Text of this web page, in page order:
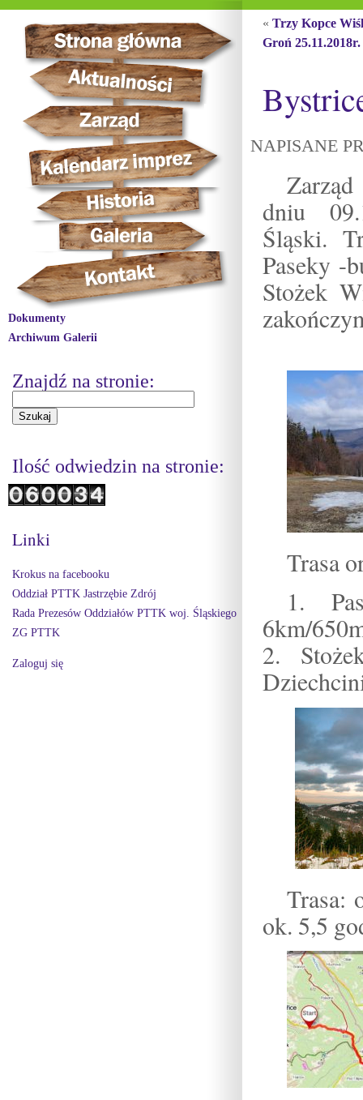
« Trzy Kopce
Groń 25.11.2018r.
NAPISANE
dniu
Śląski.
Paseky -
Stożek
Trasa
1.
6km/
2.
Trasa:
ok. 5,5
Dokumenty
Archiwum Galerii
Znajdź na stronie:
Ilość odwiedzin na stronie:
Linki
Krokus na facebooku
Oddział PTTK Jastrzębie Zdrój
Rada Prezesów Oddziałów PTTK woj. Śląskiego
ZG PTTK
Zaloguj się